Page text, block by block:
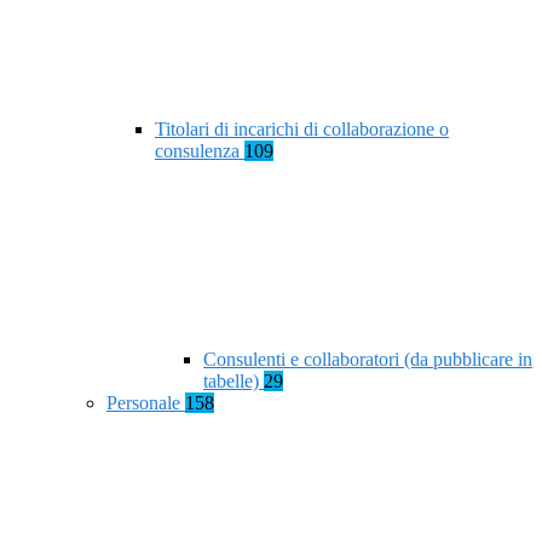
Titolari di incarichi di collaborazione o
consulenza 109
Consulenti e collaboratori (da pubblicare in
tabelle) 29
Personale 158